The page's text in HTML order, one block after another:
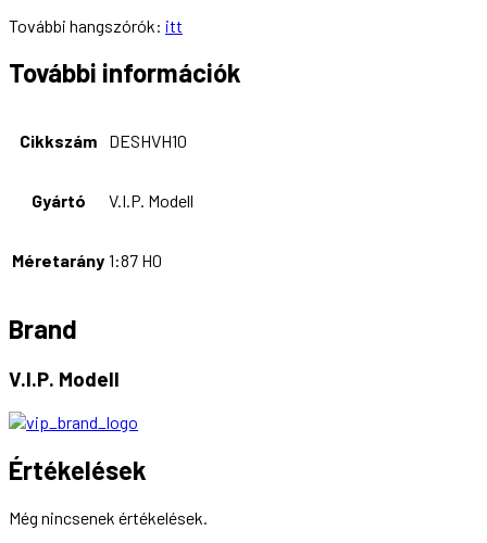
További hangszórók: itt
További információk
Cikkszám DESHVH10
Gyártó V.I.P. Modell
Méretarány 1:87 H0
Brand
V.I.P. Modell
Értékelések
Még nincsenek értékelések.